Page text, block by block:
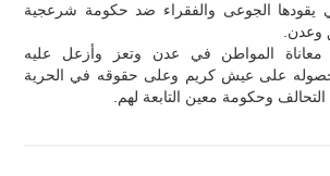
يقودها الجوعى والفقراء ضد حكومة شرعجية
وعدن.
معاناة المواطن في عدن وتعز وأزعل عليه
على عيش كريم وعلى حقوقه في الحرية
وحكومة معين التابعة لهم.